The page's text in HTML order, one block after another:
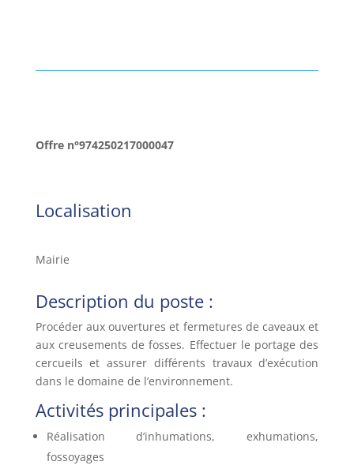
Offre n°974250217000047
Localisation
Mairie
Description du poste :
Procéder aux ouvertures et fermetures de caveaux et
aux creusements de fosses. Effectuer le portage des
cercueils et assurer différents travaux d’exécution
dans le domaine de l’environnement.
Activités principales :
Réalisation d’inhumations, exhumations,
fossoyages